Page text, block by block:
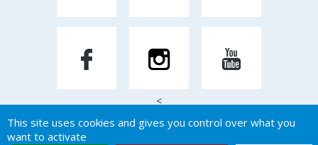
<
Mentions Légales
This site uses cookies and gives you control over what you
want to activate